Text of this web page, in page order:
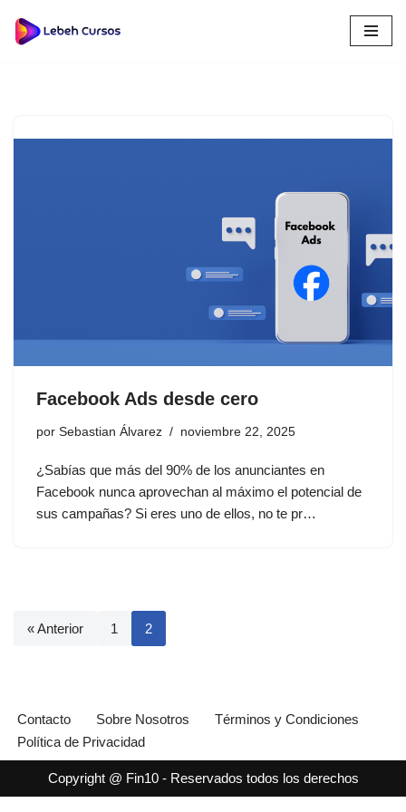
Saltar
Facebook Ads desde cero
por Sebastian Álvarez noviembre 22, 2025
¿Sabías que más del 90% de los anunciantes en
Facebook nunca aprovechan al máximo el potencial de
sus campañas? Si eres uno de ellos, no te pr…
« Anterior 1 2
Contacto Sobre Nosotros
Términos y Condiciones
Política de Privacidad
Copyright @ Fin10 - Reservados todos los derechos